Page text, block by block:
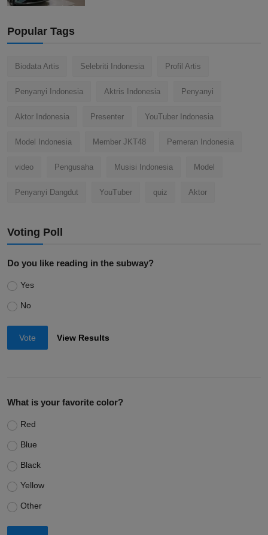
Popular Tags
Biodata Artis Selebriti Indonesia Profil Artis
Penyanyi Indonesia Aktris Indonesia Penyanyi
Aktor Indonesia Presenter YouTuber Indonesia
Model Indonesia Member JKT48 Pemeran Indonesia
video Pengusaha Musisi Indonesia Model
Penyanyi Dangdut YouTuber quiz Aktor
Voting Poll
Do you like reading in the subway?
Yes
No
Vote View Results
What is your favorite color?
Red
Blue
Black
Yellow
Other